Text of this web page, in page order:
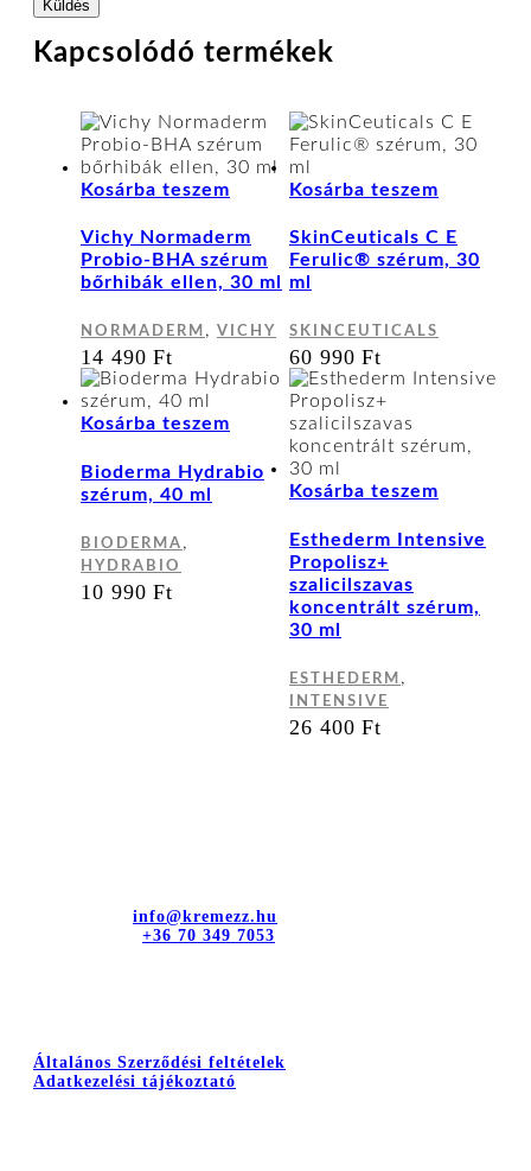
Kapcsolódó termékek
Kosárba teszem
Vichy Normaderm
Probio-BHA szérum
bőrhibák ellen, 30 ml
NORMADERM , VICHY
14 490Ft
Kosárba teszem
SkinCeuticals C E
Ferulic® szérum, 30
ml
SKINCEUTICALS
60 990Ft
Kosárba teszem
Bioderma Hydrabio
szérum, 40 ml
BIODERMA ,
HYDRABIO
10 990Ft
Kosárba teszem
Esthederm Intensive
Propolisz+
szalicilszavas
koncentrált szérum,
30 ml
ESTHEDERM ,
INTENSIVE
26 400Ft
info@kremezz.hu
+36 70 349 7053
Általános Szerződési feltételek
Adatkezelési tájékoztató